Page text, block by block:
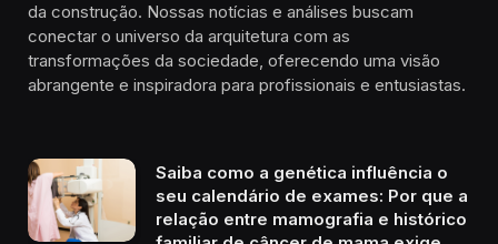
da construção. Nossas notícias e análises buscam
conectar o universo da arquitetura com as
transformações da sociedade, oferecendo uma visão
abrangente e inspiradora para profissionais e entusiastas.
Saiba como a genética influência o
seu calendário de exames: Por que a
relação entre mamografia e histórico